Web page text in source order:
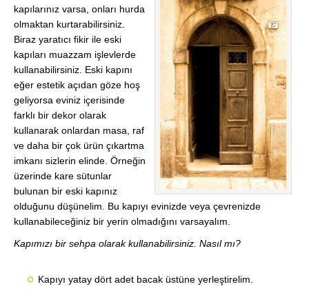
kapılarınız varsa, onları hurda
olmaktan kurtarabilirsiniz.
Biraz yaratıcı fikir ile eski
kapıları muazzam işlevlerde
kullanabilirsiniz. Eski kapını
eğer estetik açıdan göze hoş
geliyorsa eviniz içerisinde
farklı bir dekor olarak
kullanarak onlardan masa, raf
ve daha bir çok ürün çıkartma
imkanı sizlerin elinde. Örneğin
üzerinde kare sütunlar
bulunan bir eski kapınız
olduğunu düşünelim. Bu kapıyı evinizde veya çevrenizde
kullanabileceğiniz bir yerin olmadığını varsayalım.
Kapımızı bir sehpa olarak kullanabilirsiniz. Nasıl mı?
Kapıyı yatay dört adet bacak üstüne yerleştirelim.